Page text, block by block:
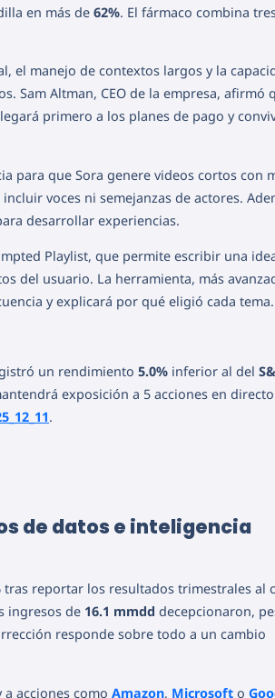
en más de 62%. El fármaco combina
el manejo de contextos largos y la
Sam Altman, CEO de la empresa, afirmó
primero a los planes de pago y
para que Sora genere videos cortos con
voces ni semejanzas de actores.
desarrollar experiencias.
Playlist, que permite escribir una
del usuario. La herramienta, más
y explicará por qué eligió cada tema.
un rendimiento 5.0% inferior al del
exposición a 5 acciones en
.
de datos e inteligencia
tras reportar los resultados trimestrales al
ingresos de 16.1 mmdd decepcionaron,
responde sobre todo a un cambio
acciones como Amazon, Microsoft o